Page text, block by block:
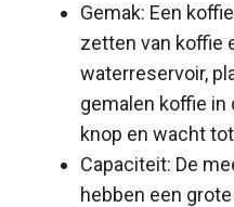
Gemak: Een
zetten van koffie
waterreservoir,
gemalen koffie in
knop en wacht
Capaciteit: De
hebben een